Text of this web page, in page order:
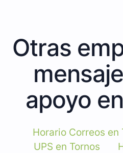
Otras
apoyo
Horario Correos en
UPS en Tornos